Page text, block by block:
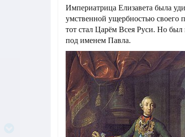
Империатрица Елизавета была
умственной ущербностью своего
тот стал Царём Всея Руси. Но был
под именем Павла.